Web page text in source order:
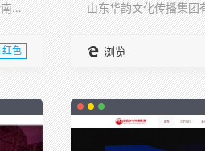
润松园位于中国物流之都商贸名城——临沂市沂南县,···
红色 浏览